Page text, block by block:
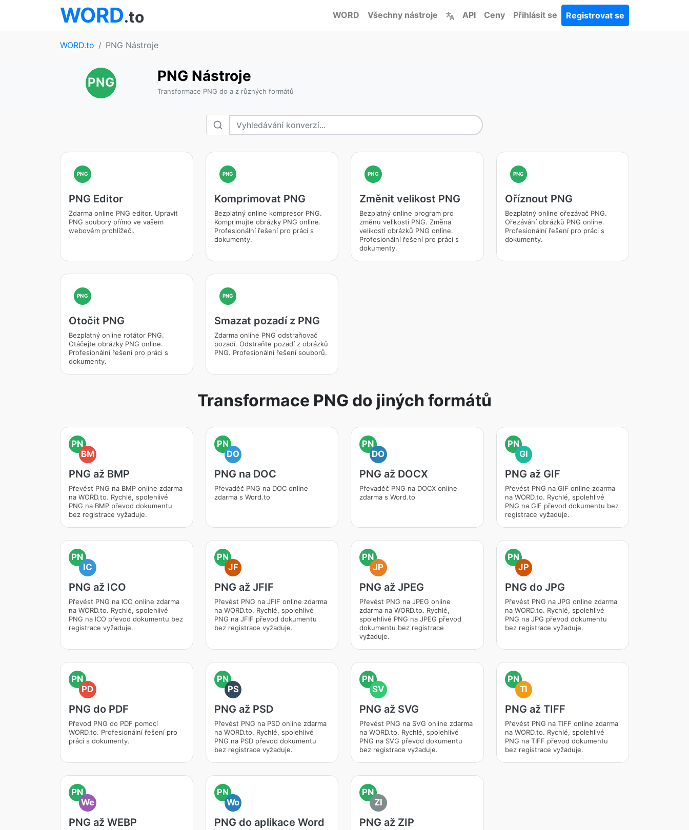
WORD.to WORD Všechny nástroje API Ceny Přihlásit se Registrovat se
WORD.to PNG Nástroje
PNG PNG Nástroje
Transformace PNG do a z různých formátů
PNG
PNG Editor
Zdarma online PNG editor. Upravit
PNG soubory přímo ve vašem
webovém prohlížeči.
PNG
Komprimovat PNG
Bezplatný online kompresor PNG.
Komprimujte obrázky PNG online.
Profesionální řešení pro práci s
dokumenty.
PNG
Změnit velikost PNG
Bezplatný online program pro
změnu velikosti PNG. Změna
velikosti obrázků PNG online.
Profesionální řešení pro práci s
dokumenty.
PNG
Oříznout PNG
Bezplatný online ořezávač PNG.
Ořezávání obrázků PNG online.
Profesionální řešení pro práci s
dokumenty.
PNG
Otočit PNG
Bezplatný online rotátor PNG.
Otáčejte obrázky PNG online.
Profesionální řešení pro práci s
dokumenty.
PNG
Smazat pozadí z PNG
Zdarma online PNG odstraňovač
pozadí. Odstraňte pozadí z obrázků
PNG. Profesionální řešení souborů.
Transformace PNG do jiných formátů
PN
BM
PNG až BMP
Převést PNG na BMP online zdarma
na WORD.to. Rychlé, spolehlivé
PNG na BMP převod dokumentu
bez registrace vyžaduje.
PN
DO
PNG na DOC
Převaděč PNG na DOC online
zdarma s Word.to
PN
DO
PNG až DOCX
Převaděč PNG na DOCX online
zdarma s Word.to
PN
GI
PNG až GIF
Převést PNG na GIF online zdarma
na WORD.to. Rychlé, spolehlivé
PNG na GIF převod dokumentu bez
registrace vyžaduje.
PN
IC
PNG až ICO
Převést PNG na ICO online zdarma
na WORD.to. Rychlé, spolehlivé
PNG na ICO převod dokumentu bez
registrace vyžaduje.
PN
JF
PNG až JFIF
Převést PNG na JFIF online zdarma
na WORD.to. Rychlé, spolehlivé
PNG na JFIF převod dokumentu
bez registrace vyžaduje.
PN
JP
PNG až JPEG
Převést PNG na JPEG online
zdarma na WORD.to. Rychlé,
spolehlivé PNG na JPEG převod
dokumentu bez registrace
vyžaduje.
PN
JP
PNG do JPG
Převést PNG na JPG online zdarma
na WORD.to. Rychlé, spolehlivé
PNG na JPG převod dokumentu
bez registrace vyžaduje.
PN
PD
PNG do PDF
Převod PNG do PDF pomocí
WORD.to. Profesionální řešení pro
práci s dokumenty.
PN
PS
PNG až PSD
Převést PNG na PSD online zdarma
na WORD.to. Rychlé, spolehlivé
PNG na PSD převod dokumentu
bez registrace vyžaduje.
PN
SV
PNG až SVG
Převést PNG na SVG online zdarma
na WORD.to. Rychlé, spolehlivé
PNG na SVG převod dokumentu
bez registrace vyžaduje.
PN
TI
PNG až TIFF
Převést PNG na TIFF online zdarma
na WORD.to. Rychlé, spolehlivé
PNG na TIFF převod dokumentu
bez registrace vyžaduje.
PN
We
PNG až WEBP
PN
Wo
PNG do aplikace Word
PN
ZI
PNG až ZIP